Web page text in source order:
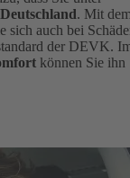
. Mit
sich auch bei
der DEVK.
können Sie ihn